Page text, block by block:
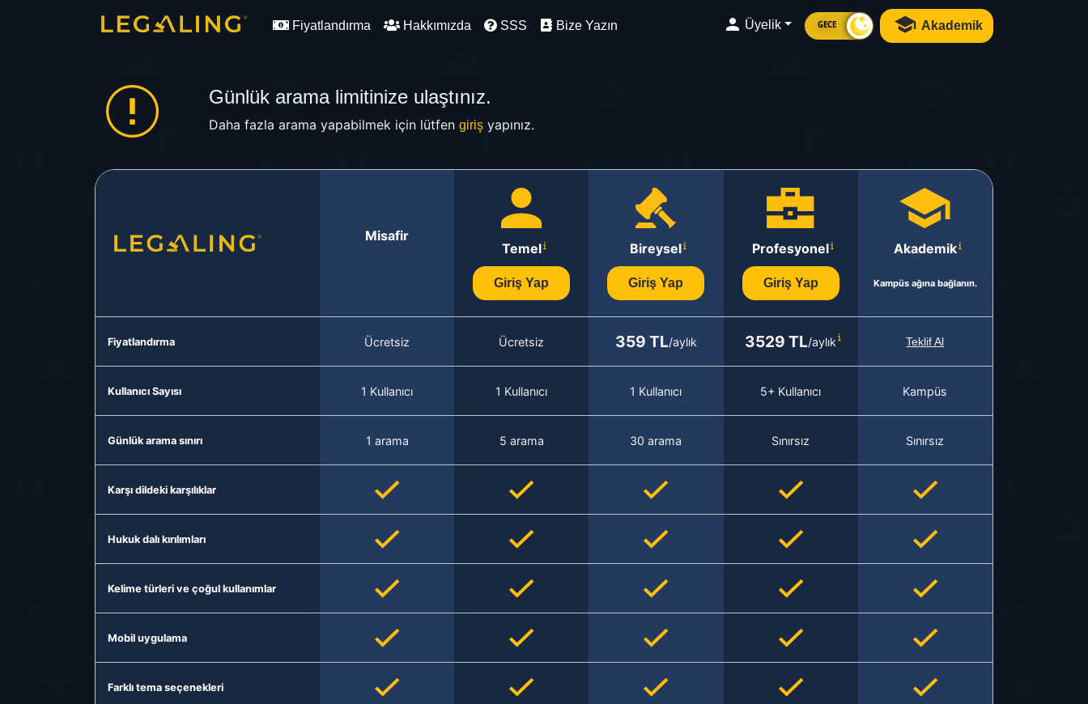
Fiyatlandırma Hakkımızda SSS Bize Yazın Üyelik GECE Akademik
Günlük arama limitinize ulaştınız.
Daha fazla arama yapabilmek için lütfen girişyapınız.
Misafir
Temel
Giriş Yap
Bireysel
Giriş Yap
Profesyonel
Giriş Yap
Akademik
Kampüs ağına bağlanın.
Fiyatlandırma Ücretsiz Ücretsiz 359 TL/aylık 3529 TL/aylık Teklif Al
Kullanıcı Sayısı 1 Kullanıcı 1 Kullanıcı 1 Kullanıcı 5+ Kullanıcı Kampüs
Günlük arama sınırı 1 arama 5 arama 30 arama Sınırsız Sınırsız
Karşı dildeki karşılıklar
Hukuk dalı kırılımları
Kelime türleri ve çoğul kullanımlar
Mobil uygulama
Farklı tema seçenekleri